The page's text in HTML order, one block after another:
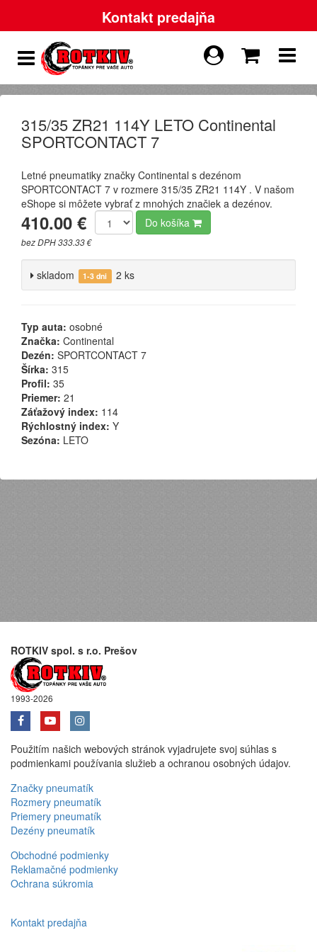
Kontakt predajňa
315/35 ZR21 114Y LETO Continental
SPORTCONTACT 7
Letné pneumatiky značky Continental s dezénom
SPORTCONTACT 7 v rozmere 315/35 ZR21 114Y . V našom
eShope si môžete vybrať z mnohých značiek a dezénov.
410.00 €
bez DPH 333.33 €
Do košíka
skladom 1-3 dni 2 ks
Typ auta: osobné
Značka: Continental
Dezén: SPORTCONTACT 7
Šírka: 315
Profil: 35
Priemer: 21
Záťažový index: 114
Rýchlostný index: Y
Sezóna: LETO
ROTKIV spol. s r.o. Prešov
1993-2026
Použitím našich webových stránok vyjadrujete svoj súhlas s
podmienkami používania služieb a ochranou osobných údajov.
Značky pneumatík
Rozmery pneumatík
Priemery pneumatík
Dezény pneumatík
Obchodné podmienky
Reklamačné podmienky
Ochrana súkromia
Kontakt predajňa